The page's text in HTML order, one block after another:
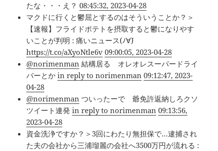
たな・・・え？08:45:32, 2023-04-28
マクドに行くと鬱屈とするのはそういうことか？＞
【速報】フライドポテトを摂取すると鬱になりやす
いことが判明 : 痛いニュース(ﾉ∀`)
https://t.co/aXyoNtle6v 09:00:05, 2023-04-28
@norimenman 結構居る オレオレスーパードライ
バーとかin reply to norimenman 09:12:47, 2023-
04-28
@norimenman ついったーで 爺免許返納しろクソ
ツイート連発in reply to norimenman 09:13:56,
2023-04-28
資金洗浄ですか？＞3回にわたり無担保で…逮捕され
た夫の会社から三浦瑠麗の会社へ3500万円が流れる :